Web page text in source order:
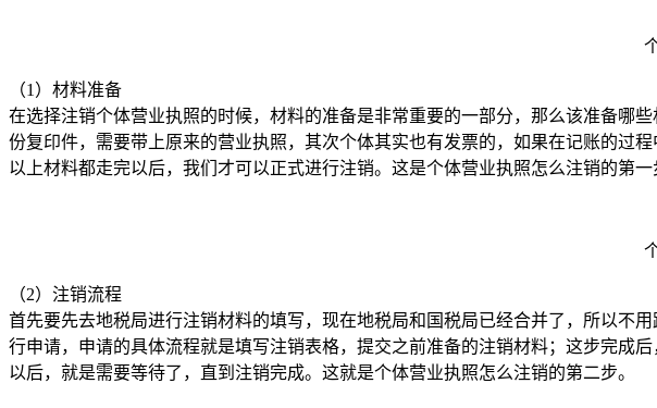
（1）材料准备
在选择注销个体营业执照的时候，材料的准备是非常重要的一部分，那么该准备哪
份复印件，需要带上原来的营业执照，其次个体其实也有发票的，如果在记账的过
以上材料都走完以后，我们才可以正式进行注销。这是个体营业执照怎么注销的第一
（2）注销流程
首先要先去地税局进行注销材料的填写，现在地税局和国税局已经合并了，所以不
行申请，申请的具体流程就是填写注销表格，提交之前准备的注销材料；这步完成
以后，就是需要等待了，直到注销完成。这就是个体营业执照怎么注销的第二步。